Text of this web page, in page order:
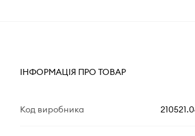
ІНФОРМАЦІЯ ПРО ТОВАР
Код виробника